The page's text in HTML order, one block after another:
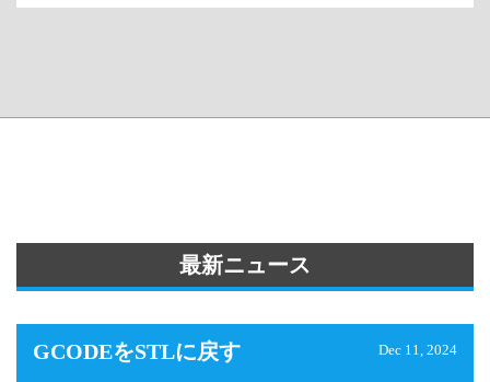
最新ニュース
GCODEをSTLに戻す Dec 11, 2024